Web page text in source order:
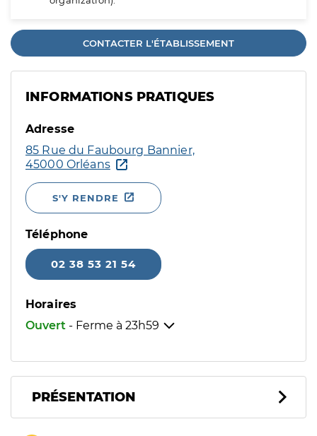
CONTACTER L'ÉTABLISSEMENT
INFORMATIONS PRATIQUES
Adresse
85 Rue du Faubourg Bannier,
45000 Orléans
S'Y RENDRE
Téléphone
02 38 53 21 54
Horaires
Ouvert - Ferme à 23h59
PRÉSENTATION